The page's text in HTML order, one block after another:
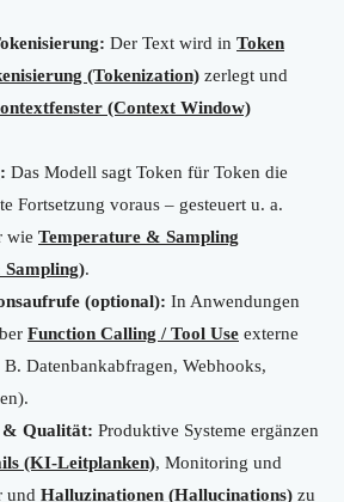
Der Text wird in Token
(Tokenization) zerlegt und
(Context Window)
Das Modell sagt Token für Token die
Fortsetzung voraus – gesteuert u. a.
wie Temperature & Sampling
.
(optional): In Anwendungen
Function Calling / Tool Use externe
Datenbankabfragen, Webhooks,
& Qualität: Produktive Systeme ergänzen
(KI-Leitplanken), Monitoring und
und Halluzinationen (Hallucinations) zu